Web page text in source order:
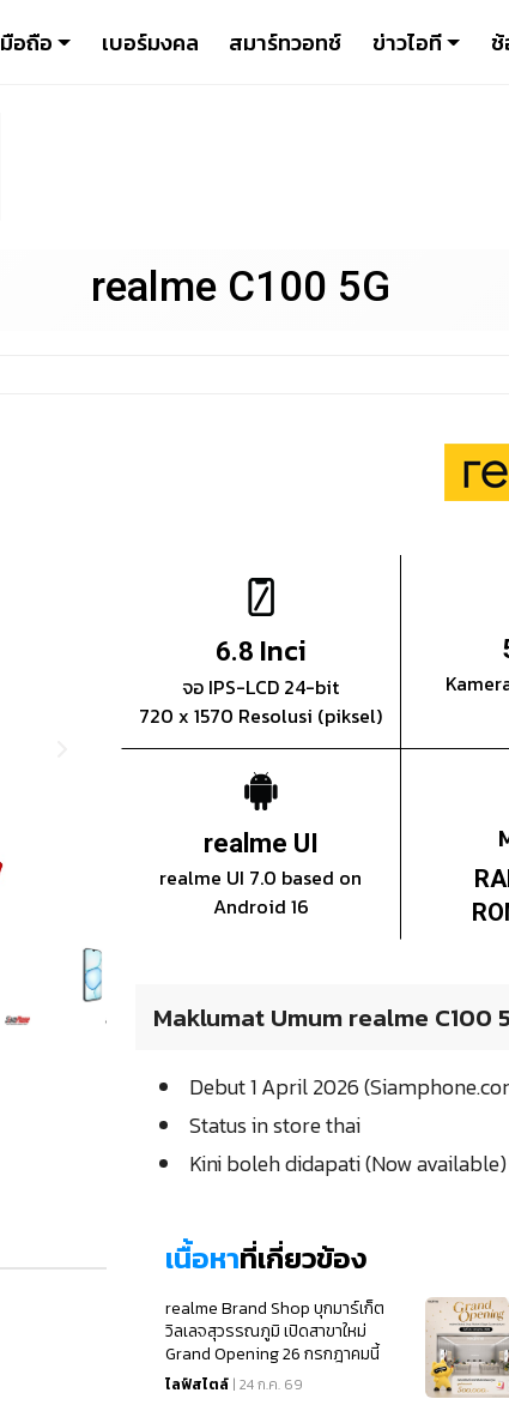
มือถือ เบอร์มงคล สมาร์ทวอทช์ ข่าวไอที
realme C100 5G
6.8 Inci
จอ IPS-LCD 24-bit
720 x 1570 Resolusi (piksel)
realme UI
realme UI 7.0 based on
Android 16
Maklumat Umum realme C100
Debut 1 April 2026
Status in store thai
Kini boleh didapati (Now
เนื้อหาที่เกี่ยวข้อง
realme Brand Shop บุกมาร์เก็ต
วิลเลจสุวรรณภูมิ เปิดสาขาใหม่
Grand Opening 26 กรกฎาคมนี้
ไลฟ์สไตล์ | 24 ก.ค. 69